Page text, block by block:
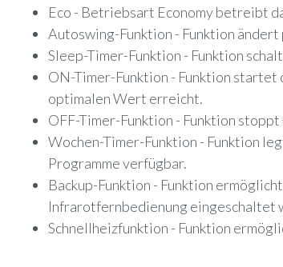
Eco - Betriebsart Economy betreibt
Autoswing-Funktion - Funktion
Sleep-Timer-Funktion - Funktion
ON-Timer-Funktion - Funktion
optimalen Wert erreicht.
OFF-Timer-Funktion - Funktion
Wochen-Timer-Funktion - Funktion
Programme verfügbar.
Backup-Funktion - Funktion
Infrarotfernbedienung eingeschaltet
Schnellheizfunktion - Funktion